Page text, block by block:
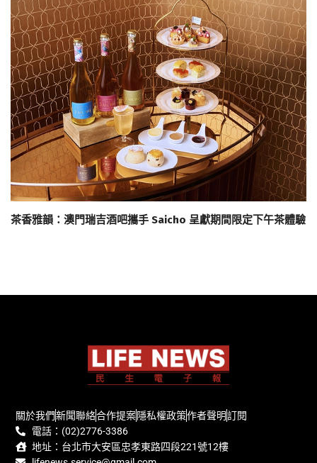
茶香雅韻：澳門瑞吉酒吧攜手 Saicho 呈獻期間限定下午茶體驗
關於我們新聞聯絡合作提案隱私權政策作者聲明訂閱
電話：(02)2776-3386
地址：台北市大安區忠孝東路四段221號12樓